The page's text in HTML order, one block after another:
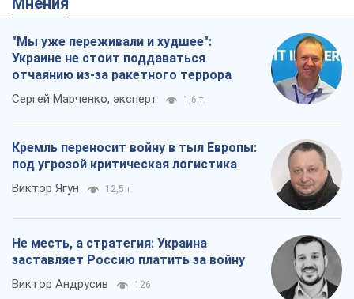
"Мы уже переживали и худшее":
Украине не стоит поддаваться
отчаянию из-за ракетного террора
Сергей Марченко, эксперт 1,6 т.
Кремль переносит войну в тыл Европы:
под угрозой критическая логистика
Виктор Ягун 12,5 т.
Не месть, а стратегия: Украина
заставляет Россию платить за войну
Виктор Андрусив 126